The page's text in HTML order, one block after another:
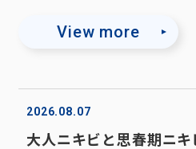
View more
2026.08.07
大人ニキビと思春期ニ